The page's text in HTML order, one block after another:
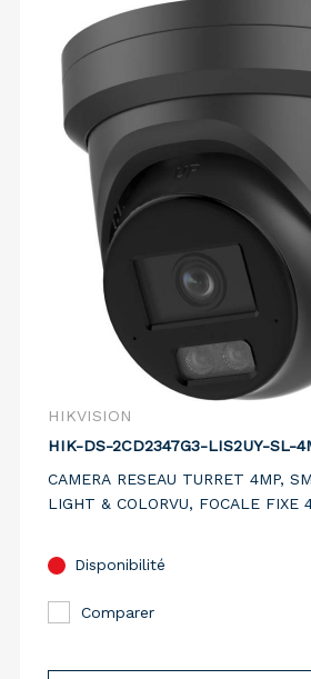
HIKVISION
HIK-DS-2CD2347G3-LIS2UY-SL-
CAMERA RESEAU TURRET 4MP,
LIGHT & COLORVU, FOCALE FIXE
Disponibilité
Comparer